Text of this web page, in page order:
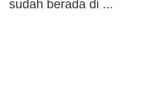
sudah berada di ...